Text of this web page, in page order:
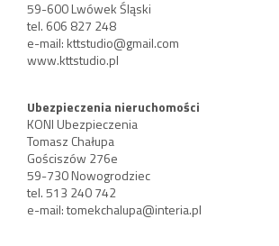
59-600 Lwówek Śląski
tel. 606 827 248
e-mail: kttstudio@gmail.com
www.kttstudio.pl
Ubezpieczenia nieruchomości
KONI Ubezpieczenia
Tomasz Chałupa
Gościszów 276e
59-730 Nowogrodziec
tel. 513 240 742
e-mail:tomekchalupa@interia.pl